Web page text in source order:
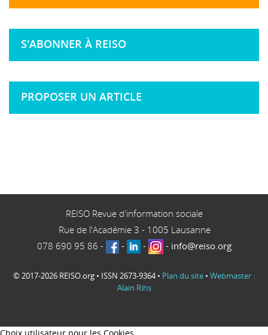
S'ABONNER À REISO
PROPOSER UN ARTICLE
REISO Revue d'information sociale
Rue de l'Académie 3 - 1005 Lausanne
078 690 95 86 - - - - info@reiso.org
© 2017-2026 REISO.org • ISSN 2673-9364 • Plan du site • Webmaster :
Alain Rihs